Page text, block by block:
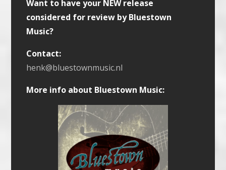
Want to have your NEW release
considered for review by Bluestown
Music?
Contact:
henk@bluestownmusic.nl
More info about Bluestown Music: